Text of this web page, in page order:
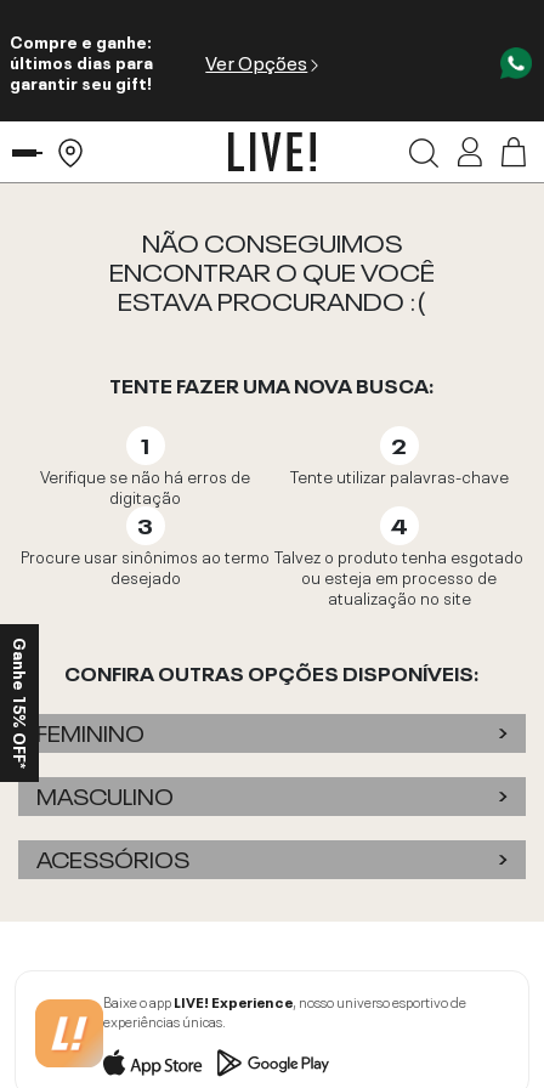
Compre e ganhe:
últimos dias para
garantir seu gift!
Ver Opções
NÃO CONSEGUIMOS
ENCONTRAR O QUE VOCÊ
ESTAVA PROCURANDO :(
TENTE FAZER UMA NOVA BUSCA:
Verifique se não há erros de
digitação
Tente utilizar palavras-chave
Procure usar sinônimos ao termo
desejado
Talvez o produto tenha esgotado
ou esteja em processo de
atualização no site
CONFIRA OUTRAS OPÇÕES DISPONÍVEIS:
FEMININO
MASCULINO
ACESSÓRIOS
Baixe o appLIVE! Experience, nosso universo esportivo de
experiências únicas.
Ganhe 15% OFF*